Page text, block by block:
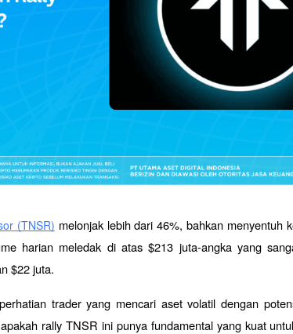
(TNSR) melonjak lebih dari 46%, bahkan menyentuh
harian meledak di atas $213 juta-angka yang
$22 juta.
trader yang mencari aset volatil dengan
rally TNSR ini punya fundamental yang kuat